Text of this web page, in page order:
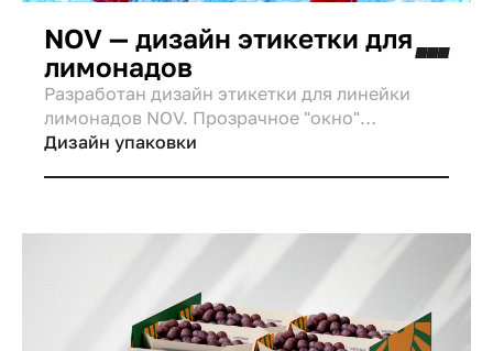
NOV — дизайн этикетки для
лимонадов
Разработан дизайн этикетки для линейки
лимонадов NOV. Прозрачное "окно"
интегрирует цвет напитка в дизайн,
и сочный вид.
Дизайн упаковки